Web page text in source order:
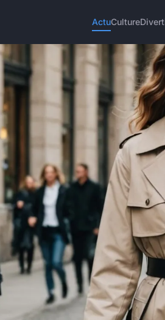
ActuCulture